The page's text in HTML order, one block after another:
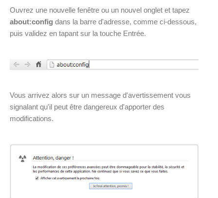
Ouvrez une nouvelle fenêtre ou un nouvel onglet et tapez
about:config dans la barre d'adresse, comme ci-dessous,
puis validez en tapant sur la touche Entrée.
Vous arrivez alors sur un message d'avertissement vous
signalant qu'il peut être dangereux d'apporter des
modifications.